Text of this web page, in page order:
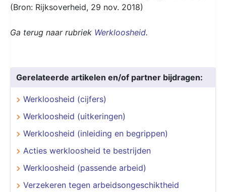
(Bron: Rijksoverheid, 29 nov. 2018)
Ga terug naar rubriek Werkloosheid.
Gerelateerde artikelen en/of partner bijdragen:
Werkloosheid (cijfers)
Werkloosheid (uitkeringen)
Werkloosheid (inleiding en begrippen)
Acties werkloosheid te bestrijden
Werkloosheid (passende arbeid)
Verzekeren tegen arbeidsongeschiktheid